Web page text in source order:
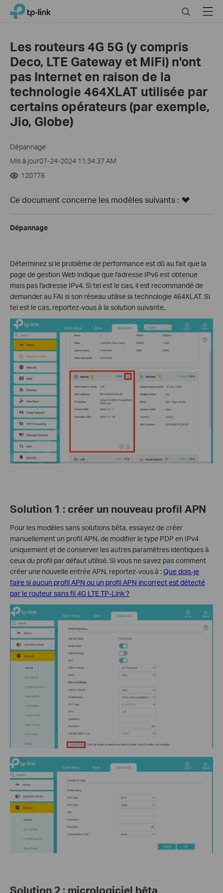
Click
navigation
TP-Link, Reliably Smart SearchMenu
Les routeurs 4G 5G (y compris
Deco, LTE Gateway et MiFi) n'ont
pas Internet en raison de la
technologie 464XLAT utilisée par
certains opérateurs (par exemple,
Jio, Globe)
Dépannage
Mis à jour07-24-2024 11:34:37 AM
120776
Ce document concerne les modèles suivants :
Dépannage
Déterminez si le problème de performance est dû au fait que la
page de gestion Web indique que l'adresse IPv6 est obtenue
mais pas l'adresse IPv4. Si tel est le cas, il est recommandé de
demander au FAI si son réseau utilise la technologie 464XLAT. Si
tel est le cas, reportez-vous à la solution suivante.
Solution 1 : créer un nouveau profil APN
Pour les modèles sans solutions bêta, essayez de créer
manuellement un profil APN, de modifier le type PDP en IPv4
uniquement et de conserver les autres paramètres identiques à
ceux du profil par défaut utilisé. Si vous ne savez pas comment
créer une nouvelle entrée APN, reportez-vous à :Que dois-je
faire si aucun profil APN ou un profil APN incorrect est détecté
par le routeur sans fil 4G LTE TP-Link ?
Solution 2 : micrologiciel bêta